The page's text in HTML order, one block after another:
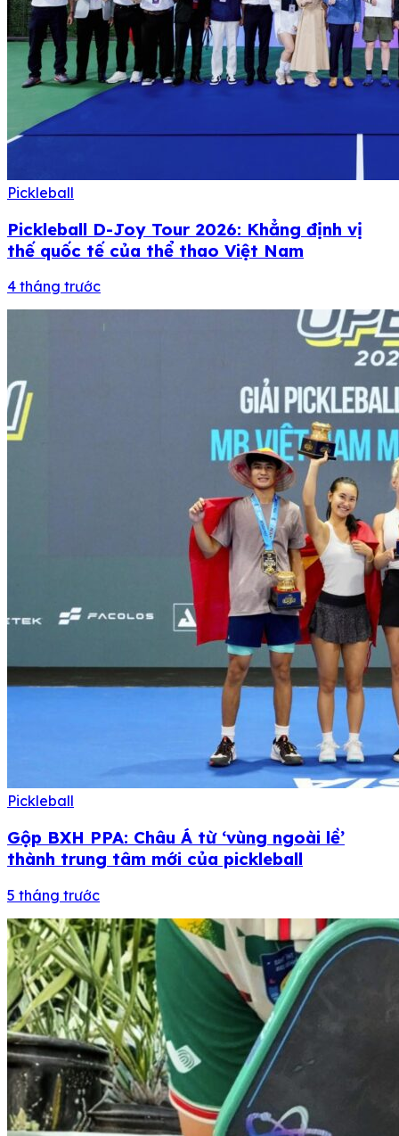
Pickleball
Pickleball D-Joy Tour 2026: Khẳng định vị
thế quốc tế của thể thao Việt Nam
4 tháng trước
Pickleball
Gộp BXH PPA: Châu Á từ ‘vùng ngoài lề’
thành trung tâm mới của pickleball
5 tháng trước